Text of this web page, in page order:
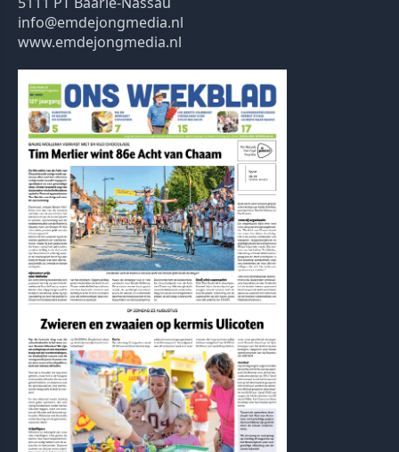
info@emdejongmedia.nl
www.emdejongmedia.nl